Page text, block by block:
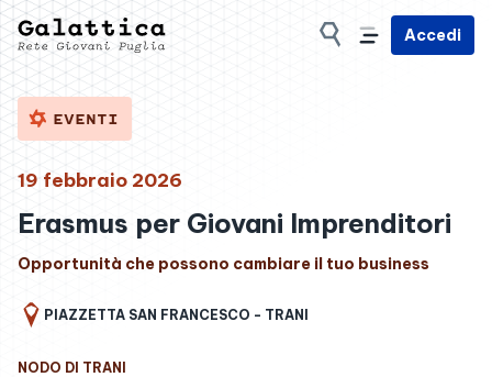
Accedi
EVENTI
19 febbraio 2026
Erasmus per Giovani Imprenditori
Opportunità che possono cambiare il tuo business
PIAZZETTA SAN FRANCESCO - TRANI
NODO DI TRANI